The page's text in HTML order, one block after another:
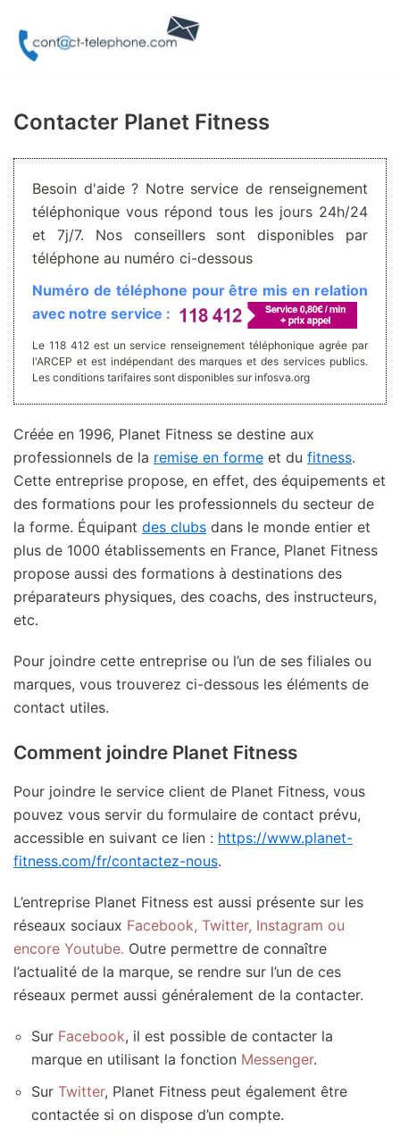
Aller
Contacter Planet Fitness
Besoin d'aide ? Notre service de renseignement
téléphonique vous répond tous les jours 24h/24
et 7j/7. Nos conseillers sont disponibles par
téléphone au numéro ci-dessous
Numéro de téléphone pour être mis en relation
avec notre service :
Le 118 412 est un service renseignement téléphonique agrée par
l'ARCEP et est indépendant des marques et des services publics.
Les conditions tarifaires sont disponibles sur infosva.org
Créée en 1996, Planet Fitness se destine aux
professionnels de la remise en forme et du fitness.
Cette entreprise propose, en effet, des équipements et
des formations pour les professionnels du secteur de
la forme. Équipant des clubs dans le monde entier et
plus de 1000 établissements en France, Planet Fitness
propose aussi des formations à destinations des
préparateurs physiques, des coachs, des instructeurs,
etc.
Pour joindre cette entreprise ou l’un de ses filiales ou
marques, vous trouverez ci-dessous les éléments de
contact utiles.
Comment joindre Planet Fitness
Pour joindre le service client de Planet Fitness, vous
pouvez vous servir du formulaire de contact prévu,
accessible en suivant ce lien : https://www.planet-
fitness.com/fr/contactez-nous.
L’entreprise Planet Fitness est aussi présente sur les
réseaux sociaux Facebook, Twitter, Instagram ou
encore Youtube. Outre permettre de connaître
l’actualité de la marque, se rendre sur l’un de ces
réseaux permet aussi généralement de la contacter.
Sur Facebook, il est possible de contacter la
marque en utilisant la fonction Messenger.
Sur Twitter, Planet Fitness peut également être
contactée si on dispose d’un compte.